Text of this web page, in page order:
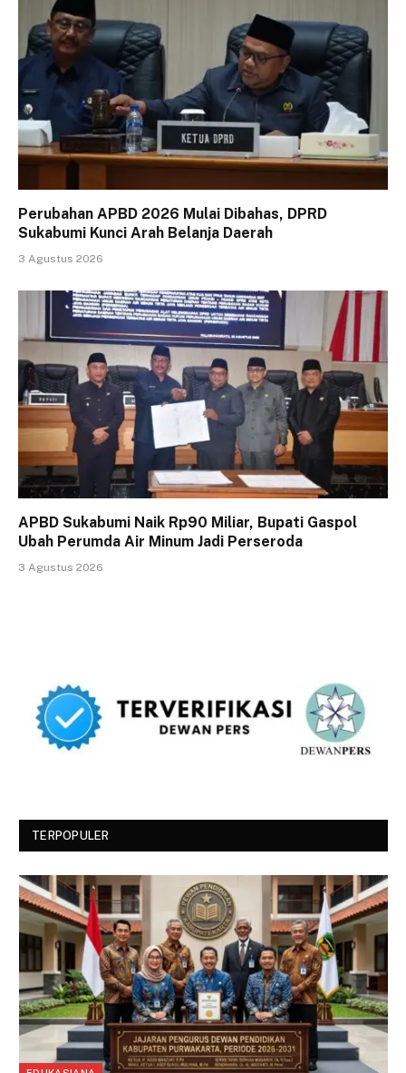
Perubahan APBD 2026 Mulai Dibahas, DPRD
Sukabumi Kunci Arah Belanja Daerah
3 Agustus 2026
APBD Sukabumi Naik Rp90 Miliar, Bupati Gaspol
Ubah Perumda Air Minum Jadi Perseroda
3 Agustus 2026
TERPOPULER